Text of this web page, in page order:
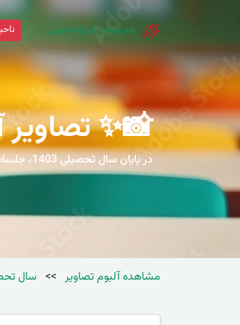
مدرسه دخترانه صدرا
📸✨ تصاویر
در
مشاهده آلبوم تصاویر >> سال تحصیلی